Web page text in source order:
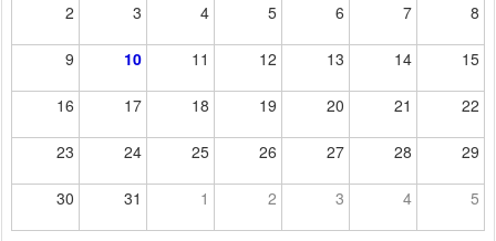
2 3 4 5 6 7 8
9 10 11 12 13 14 15
16 17 18 19 20 21 22
23 24 25 26 27 28 29
30 31 1 2 3 4 5